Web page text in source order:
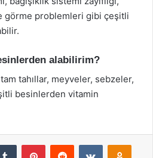
görme problemleri gibi çeşitli
alabilirim?
tahıllar, meyveler, sebzeler,
besinlerden vitamin
Tumblr PinterestReddit VKontakte